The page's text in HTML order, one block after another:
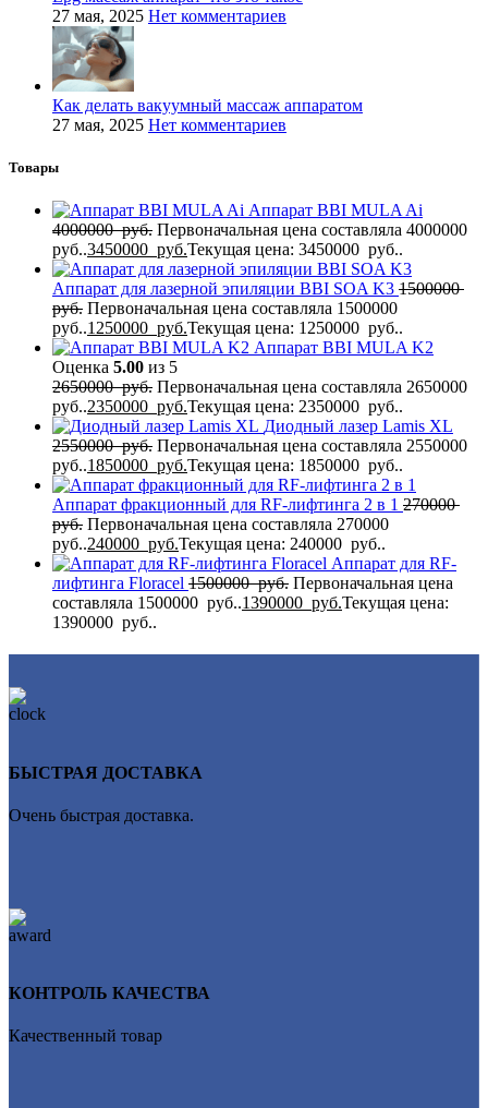
27 мая, 2025 Нет комментариев
Как делать вакуумный массаж аппаратом
27 мая, 2025 Нет комментариев
Товары
Аппарат BBI MULA Ai
4000000руб. Первоначальная цена составляла 4000000
руб..3450000 руб.Текущая цена: 3450000 руб..
Аппарат для лазерной эпиляции BBI SOA K3 1500000
руб. Первоначальная цена составляла 1500000
руб..1250000 руб.Текущая цена: 1250000 руб..
Аппарат BBI MULA K2
Оценка 5.00 из 5
2650000руб. Первоначальная цена составляла 2650000
руб..2350000 руб.Текущая цена: 2350000 руб..
Диодный лазер Lamis XL
2550000руб. Первоначальная цена составляла 2550000
руб..1850000 руб.Текущая цена: 1850000 руб..
Аппарат фракционный для RF-лифтинга 2 в 1 270000
руб. Первоначальная цена составляла 270000
руб..240000 руб.Текущая цена: 240000 руб..
Аппарат для RF-
лифтинга Flоrасеl 1500000руб. Первоначальная цена
составляла 1500000 руб..1390000 руб.Текущая цена:
1390000 руб..
БЫСТРАЯ ДОСТАВКА
Очень быстрая доставка.
КОНТРОЛЬ КАЧЕСТВА
Качественный товар